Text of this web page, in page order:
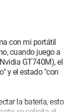
con mi portátil
cuando juego a
GT740M), el
y el estado "con
la batería, esto